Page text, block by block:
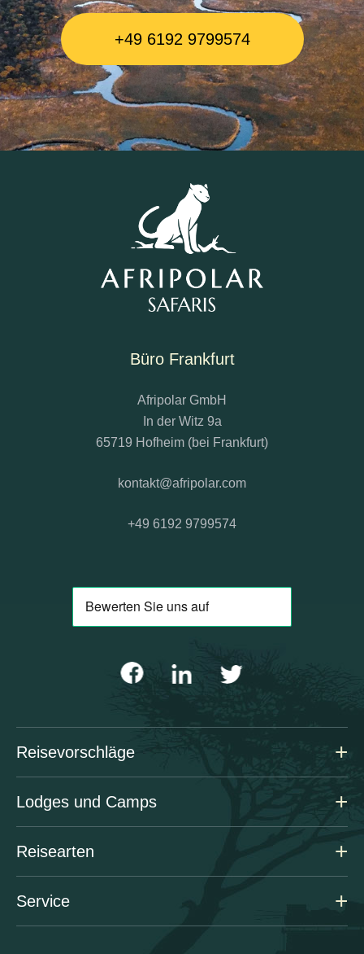
+49 6192 9799574
Büro Frankfurt
Afripolar GmbH
In der Witz 9a
65719 Hofheim (bei Frankfurt)
kontakt@afripolar.com
+49 6192 9799574
Reisevorschläge
Lodges und Camps
Reisearten
Service